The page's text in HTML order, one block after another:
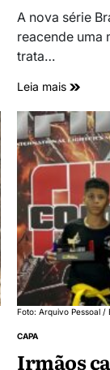
A nova série
reacende uma
trata…
Leia mais
Foto: Arquivo Pessoal /
CAPA
Irmãos